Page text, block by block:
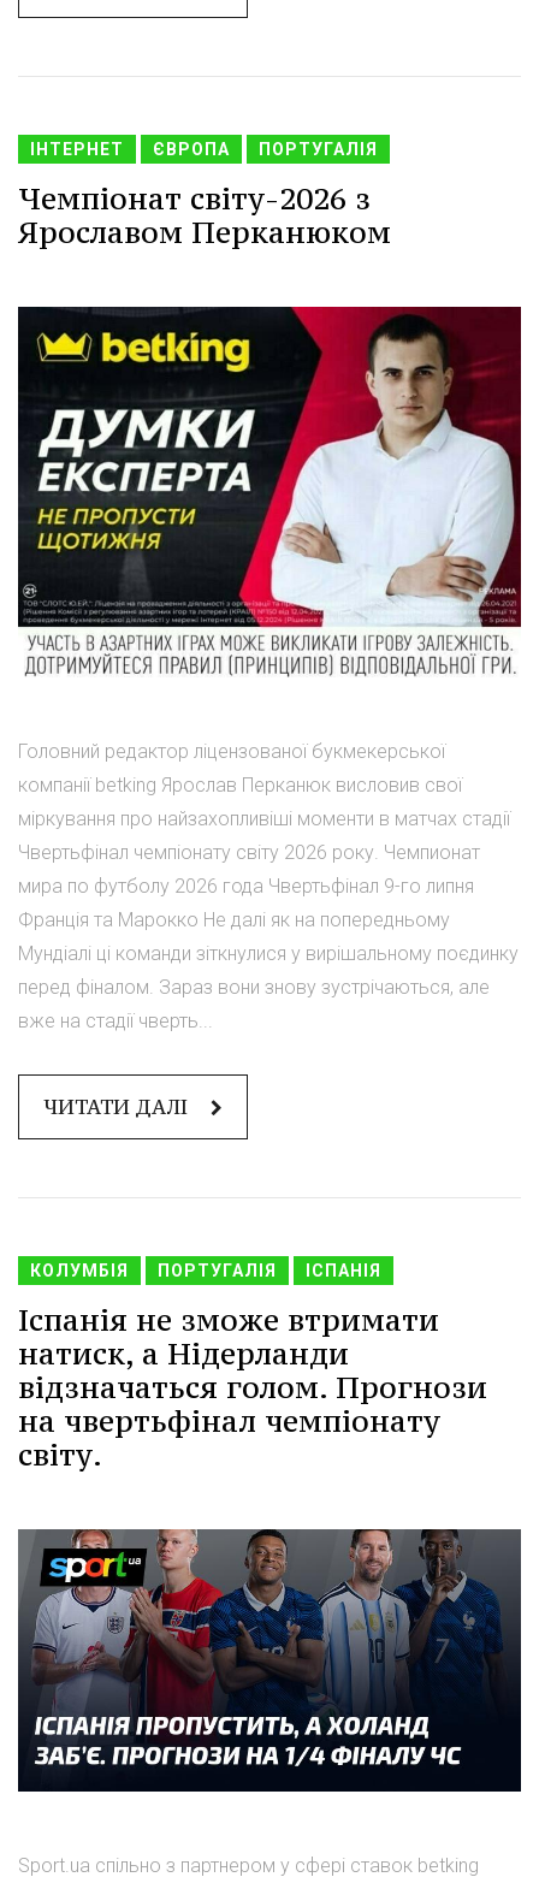
ІНТЕРНЕТ ЄВРОПА ПОРТУГАЛІЯ
Чемпіонат світу-2026 з
Ярославом Перканюком
Головний редактор ліцензованої букмекерської
компанії betking Ярослав Перканюк висловив свої
міркування про найзахопливіші моменти в матчах стадії
Чвертьфінал чемпіонату світу 2026 року. Чемпионат
мира по футболу 2026 года Чвертьфінал 9-го липня
Франція та Марокко Не далі як на попередньому
Мундіалі ці команди зіткнулися у вирішальному поєдинку
перед фіналом. Зараз вони знову зустрічаються, але
вже на стадії чверть...
ЧИТАТИ ДАЛІ
КОЛУМБІЯ ПОРТУГАЛІЯ ІСПАНІЯ
Іспанія не зможе втримати
натиск, а Нідерланди
відзначаться голом. Прогнози
на чвертьфінал чемпіонату
світу.
Sport.ua спільно з партнером у сфері ставок betking